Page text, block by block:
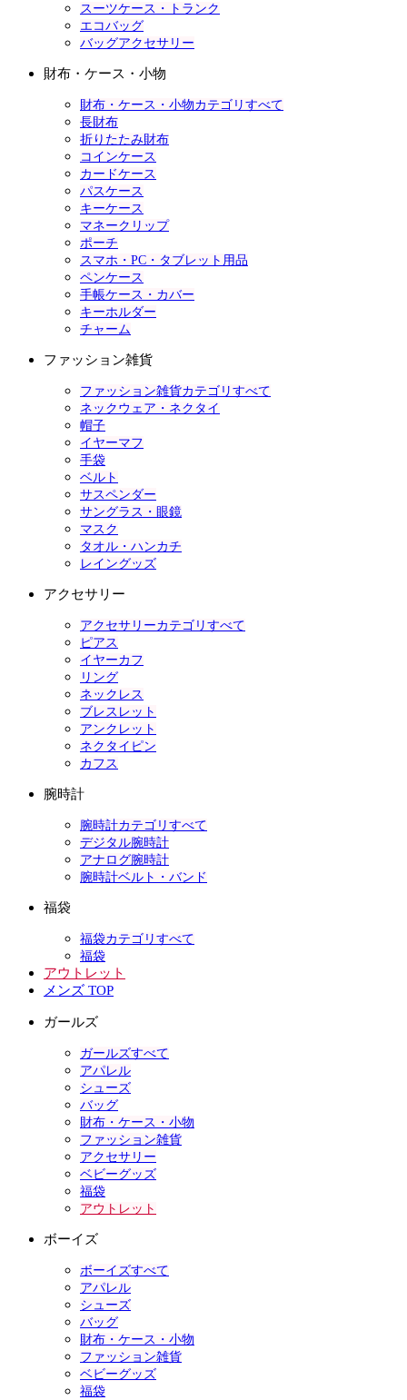
スーツケース・トランク
エコバッグ
バッグアクセサリー
財布・ケース・小物
財布・ケース・小物カテゴリすべて
長財布
折りたたみ財布
コインケース
カードケース
パスケース
キーケース
マネークリップ
ポーチ
スマホ・PC・タブレット用品
ペンケース
手帳ケース・カバー
キーホルダー
チャーム
ファッション雑貨
ファッション雑貨カテゴリすべて
ネックウェア・ネクタイ
帽子
イヤーマフ
手袋
ベルト
サスペンダー
サングラス・眼鏡
マスク
タオル・ハンカチ
レイングッズ
アクセサリー
アクセサリーカテゴリすべて
ピアス
イヤーカフ
リング
ネックレス
ブレスレット
アンクレット
ネクタイピン
カフス
腕時計
腕時計カテゴリすべて
デジタル腕時計
アナログ腕時計
腕時計ベルト・バンド
福袋
福袋カテゴリすべて
福袋
アウトレット
メンズ TOP
ガールズ
ガールズすべて
アパレル
シューズ
バッグ
財布・ケース・小物
ファッション雑貨
アクセサリー
ベビーグッズ
福袋
アウトレット
ボーイズ
ボーイズすべて
アパレル
シューズ
バッグ
財布・ケース・小物
ファッション雑貨
ベビーグッズ
福袋